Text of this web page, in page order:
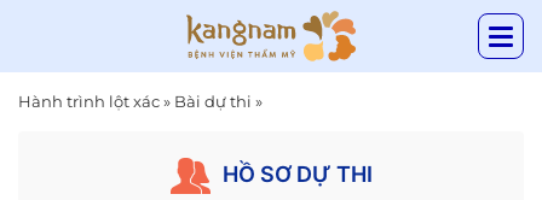
Hành trình lột xác» Bài dự thi »
HỒ SƠ DỰ THI